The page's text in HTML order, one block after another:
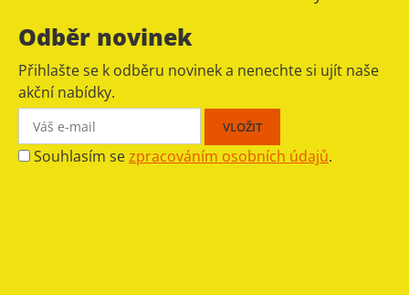
Odběr novinek
Přihlašte se k odběru novinek a nenechte si ujít naše
akční nabídky.
Souhlasím sezpracováním osobních údajů.